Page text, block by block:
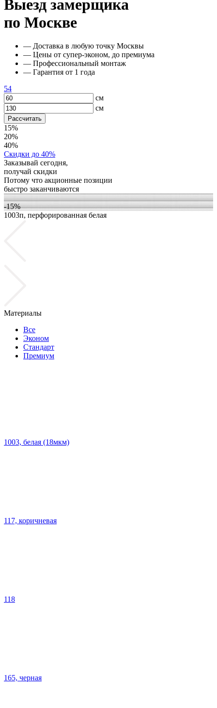
Выезд замерщика
по Москве
— Доставка в любую точку Москвы
— Цены от супер-эконом, до премиума
— Профессиональный монтаж
— Гарантия от 1 года
54
см
см
Рассчитать
15%
20%
40%
Скидки до 40%
Заказывай сегодня,
получай скидки
Потому что акционные позиции
быстро заканчиваются
-15%
1003п, перфорированная белая
Материалы
Все
Эконом
Стандарт
Премиум
1003, белая (18мкм)
117, коричневая
118
165, черная